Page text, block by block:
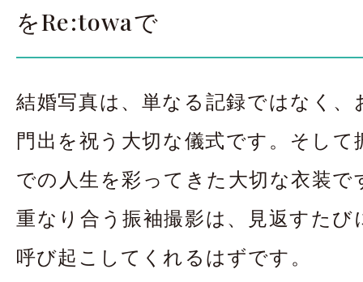
をRe:towaで
結婚写真は、単なる記録ではなく、
門出を祝う大切な儀式です。そして
での人生を彩ってきた大切な衣装で
重なり合う振袖撮影は、見返すたび
呼び起こしてくれるはずです。